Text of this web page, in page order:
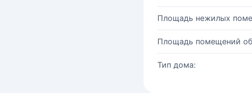
Площадь нежилых
Площадь помещений
Тип дома: